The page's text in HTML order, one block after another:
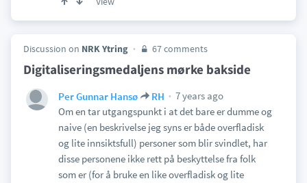
Discussion on NRK Ytring 67 comments
Digitaliseringsmedaljens mørke bakside
Per Gunnar Hansø RH
7 years ago
Om en tar utgangspunkt i at det bare er dumme og
naive (en beskrivelse jeg syns er både overfladisk
og lite innsiktsfull) personer som blir svindlet, har
disse personene ikke rett på beskyttelse fra folk
som er (for å bruke en like overfladisk og lite